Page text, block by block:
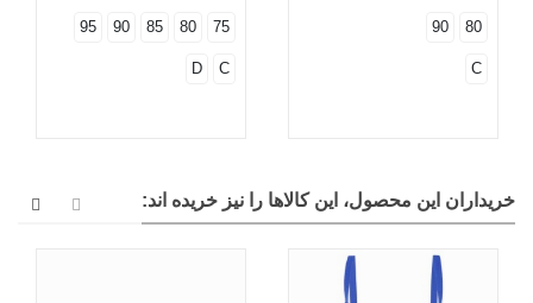
80
90
C
75
80
85
90
95
C
D
خریداران این محصول، این کالاها را نیز خریده اند: